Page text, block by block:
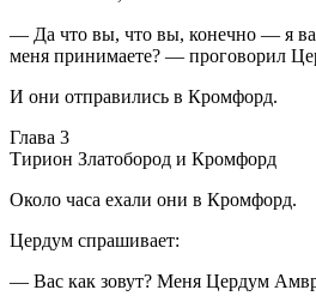
— Да что вы, что вы, конечно — я
меня принимаете? — проговорил
И они отправились в Кромфорд.
Глава 3
Тирион Златобород и Кромфорд
Около часа ехали они в Кромфорд.
Цердум спрашивает:
— Вас как зовут? Меня Цердум